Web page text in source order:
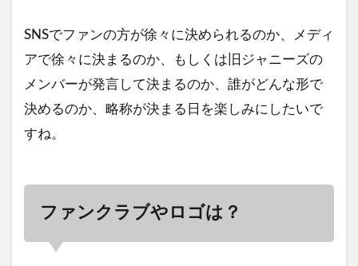
SNSでファンの方が徐々に決められるのか、メディ
アで徐々に決まるのか、もしくは旧ジャニーズの
メンバーが発言して決まるのか、誰がどんな形で
決めるのか、略称が決まる日を楽しみにしたいで
すね。
ファンクラブやロゴは？